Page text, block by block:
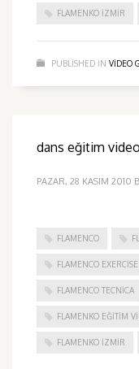
FLAMENKO IZMIR
PUBLISHED IN VIDEO
dans eğitim
PAZAR, 28 KASIM 2010
FLAMENCO
FLAMENCO EXERCISE
FLAMENCO TECNICA
FLAMENKO EĞITIM
FLAMENKO IZMIR